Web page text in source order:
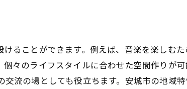
開発計画と住宅価値
ることができます。例えば、音楽を楽しむ
々のライフスタイルに合わせた空間作りが
流の場としても役立ちます。安城市の地域